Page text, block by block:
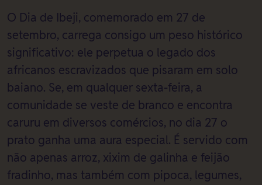
O Dia de Ibeji, comemorado em 27 de
setembro, carrega consigo um peso histórico
significativo: ele perpetua o legado dos
africanos escravizados que pisaram em solo
baiano. Se, em qualquer sexta-feira, a
comunidade se veste de branco e encontra
caruru em diversos comércios, no dia 27 o
prato ganha uma aura especial. É servido com
não apenas arroz, xixim de galinha e feijão
fradinho, mas também com pipoca, legumes,